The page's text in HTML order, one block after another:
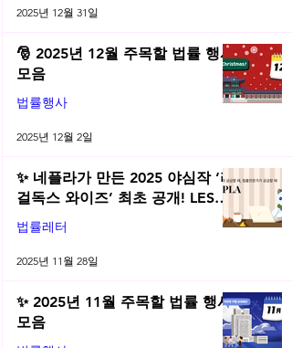
2025년 12월 31일
🎅 2025년 12월 주목할 법률 행사
모음
법률행사
2025년 12월 2일
✨ 네플라가 만든 2025 야심작 ‘리
걸독스 와이즈’ 최초 공개! LES
2025 무료 초청장 드려요! | 2025
년 11월 네플라 법률레터
법률레터
2025년 11월 28일
✨ 2025년 11월 주목할 법률 행사
모음